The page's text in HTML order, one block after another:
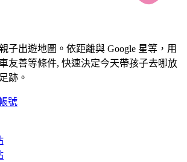
子出遊地圖。依距離與 Google 星等，用
友善等條件, 快速決定今天帶孩子去哪放
跡。
號